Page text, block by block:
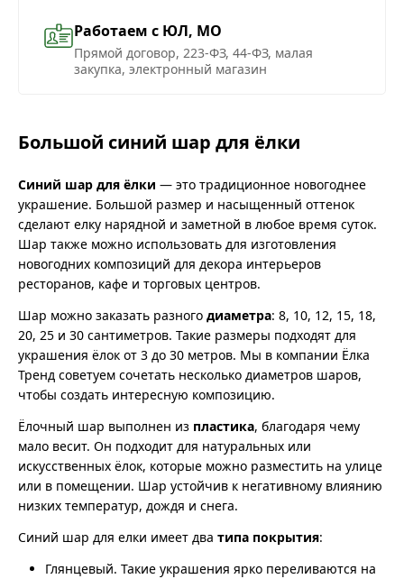
Работаем с ЮЛ, МО
Прямой договор, 223-ФЗ, 44-ФЗ, малая
закупка, электронный магазин
Большой синий шар для ёлки
Синий шар для ёлки — это традиционное новогоднее
украшение. Большой размер и насыщенный оттенок
сделают елку нарядной и заметной в любое время суток.
Шар также можно использовать для изготовления
новогодних композиций для декора интерьеров
ресторанов, кафе и торговых центров.
Шар можно заказать разного диаметра: 8, 10, 12, 15, 18,
20, 25 и 30 сантиметров. Такие размеры подходят для
украшения ёлок от 3 до 30 метров. Мы в компании Ёлка
Тренд советуем сочетать несколько диаметров шаров,
чтобы создать интересную композицию.
Ёлочный шар выполнен из пластика, благодаря чему
мало весит. Он подходит для натуральных или
искусственных ёлок, которые можно разместить на улице
или в помещении. Шар устойчив к негативному влиянию
низких температур, дождя и снега.
Синий шар для елки имеет два типа покрытия:
Глянцевый. Такие украшения ярко переливаются на